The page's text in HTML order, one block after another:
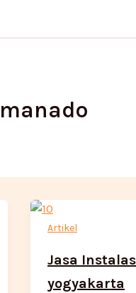
Artikel
Jasa
yogyakarta